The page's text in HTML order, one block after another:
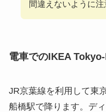
間違えないように注
電車でのIKEA
JR京葉線を利用して東
船橋駅で降ります。デ